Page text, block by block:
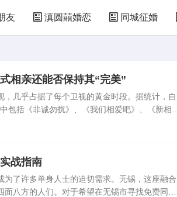
友 滇圆囍婚恋 同城征婚
相亲还能否保持其“完美”
几乎占据了每个卫视的黄金时段。据统计，自
包括《非诚勿扰》、《我们相爱吧》、《新相亲
关注，也折射出当代青年在择偶上的压力与迷
战指南
了许多单身人士的迫切需求。无锡，这座融合
八方的人们。对于希望在无锡市寻找免费同城